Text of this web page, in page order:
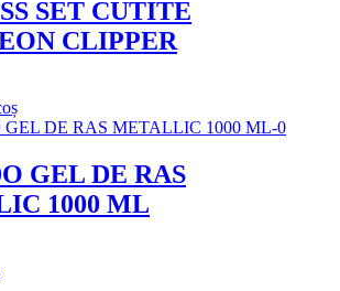
SET CUTITE
CLIPPER
GEL DE RAS
1000 ML